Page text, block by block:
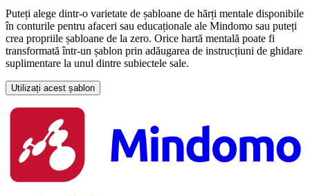
Puteți alege dintr-o varietate de șabloane de hărți mentale disponibile
în conturile pentru afaceri sau educaționale ale Mindomo sau puteți
crea propriile șabloane de la zero. Orice hartă mentală poate fi
transformată într-un șablon prin adăugarea de instrucțiuni de ghidare
suplimentare la unul dintre subiectele sale.
Utilizați acest șablon